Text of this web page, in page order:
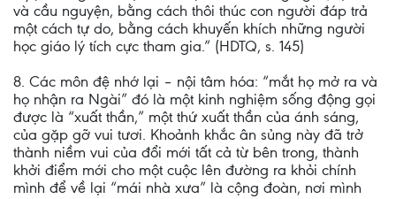
và cầu nguyện, bằng cách thôi thúc con người đáp trả
một cách tự do, bằng cách khuyến khích những người
học giáo lý tích cực tham gia.” (HDTQ, s. 145)
8. Các môn đệ nhớ lại – nội tâm hóa: “mắt họ mở ra và
họ nhận ra Ngài” đó là một kinh nghiệm sống động gọi
được là “xuất thần,” một thứ xuất thần của ánh sáng,
của gặp gỡ vui tươi. Khoảnh khắc ân sủng này đã trở
thành niềm vui của đổi mới tất cả từ bên trong, thành
khởi điểm mới cho một cuộc lên đường ra khỏi chính
mình để về lại “mái nhà xưa” là cộng đoàn, nơi mình